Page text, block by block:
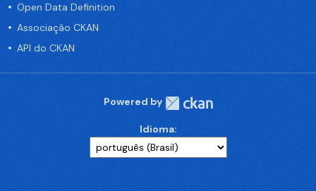
Open Data Definition
Associação CKAN
API do CKAN
Powered by
Idioma